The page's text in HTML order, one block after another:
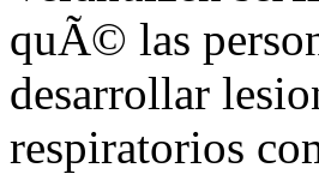
quÃ© las
desarrollar
respiratorios